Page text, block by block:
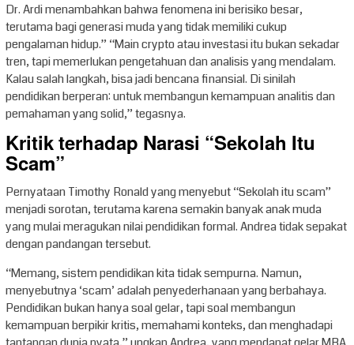
Dr. Ardi menambahkan bahwa fenomena ini berisiko besar,
terutama bagi generasi muda yang tidak memiliki cukup
pengalaman hidup.” “Main crypto atau investasi itu bukan sekadar
tren, tapi memerlukan pengetahuan dan analisis yang mendalam.
Kalau salah langkah, bisa jadi bencana finansial. Di sinilah
pendidikan berperan: untuk membangun kemampuan analitis dan
pemahaman yang solid,” tegasnya.
Kritik terhadap Narasi “Sekolah Itu
Scam”
Pernyataan Timothy Ronald yang menyebut “Sekolah itu scam”
menjadi sorotan, terutama karena semakin banyak anak muda
yang mulai meragukan nilai pendidikan formal. Andrea tidak sepakat
dengan pandangan tersebut.
“Memang, sistem pendidikan kita tidak sempurna. Namun,
menyebutnya ‘scam’ adalah penyederhanaan yang berbahaya.
Pendidikan bukan hanya soal gelar, tapi soal membangun
kemampuan berpikir kritis, memahami konteks, dan menghadapi